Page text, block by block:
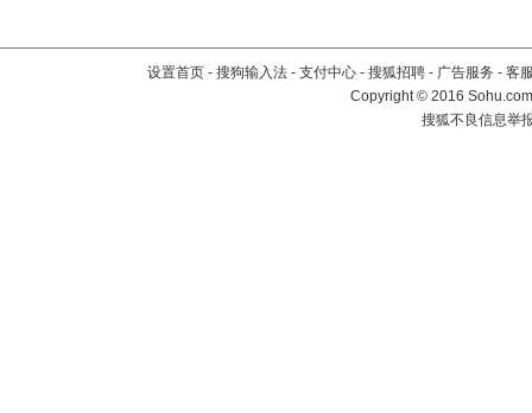
设置首页 - 搜狗输入法 - 支付中心 - 搜狐招聘 - 广告服务 - 客
Copyright©2016
搜狐不良信息举